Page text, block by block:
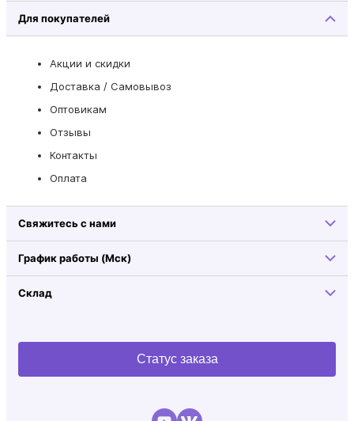
Для покупателей
Акции и скидки
Доставка / Самовывоз
Оптовикам
Отзывы
Контакты
Оплата
Свяжитесь с нами
График работы (Мск)
Склад
Статус заказа